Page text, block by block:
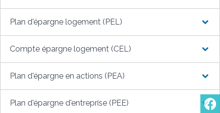
Plan d'épargne logement (PEL)
Compte épargne logement (CEL)
Plan d'épargne en actions (PEA)
Plan d'épargne d'entreprise (PEE)